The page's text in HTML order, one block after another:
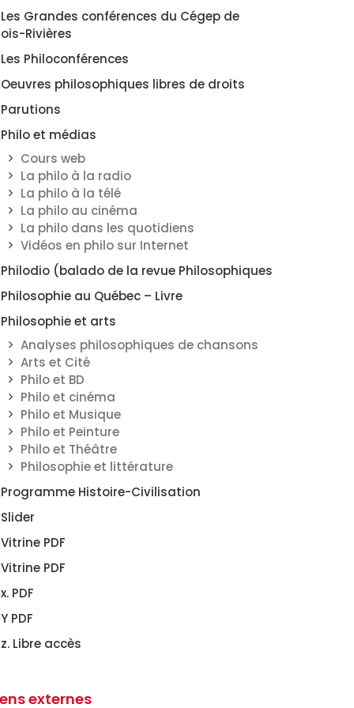
Les Grandes conférences du Cégep de
Rivières
Les Philoconférences
Oeuvres philosophiques libres de droits
Parutions
Philo et médias
Cours web
La philo à la radio
La philo à la télé
La philo au cinéma
La philo dans les quotidiens
Vidéos en philo sur Internet
Philodio (balado de la revue Philosophiques
Philosophie au Québec – Livre
Philosophie et arts
Analyses philosophiques de chansons
Arts et Cité
Philo et BD
Philo et cinéma
Philo et Musique
Philo et Peinture
Philo et Théâtre
Philosophie et littérature
Programme Histoire-Civilisation
Slider
Vitrine PDF
Vitrine PDF
x. PDF
Y PDF
z. Libre accès
externes